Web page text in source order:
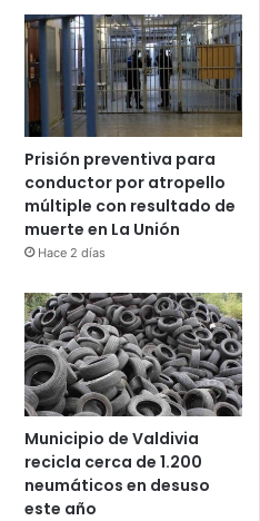
Prisión preventiva para
conductor por atropello
múltiple con resultado de
muerte en La Unión
Hace 2 días
Municipio de Valdivia
recicla cerca de 1.200
neumáticos en desuso
este año